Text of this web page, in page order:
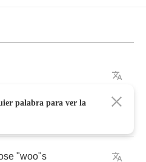
"woo"s
palabra para ver la